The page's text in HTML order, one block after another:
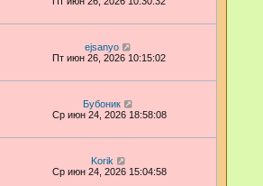
ejsanyo
Пт июн 26, 2026 10:15:02
Бубоник
Ср июн 24, 2026 18:58:08
Korik
Ср июн 24, 2026 15:04:58